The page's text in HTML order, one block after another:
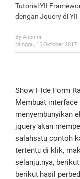
Tutorial YII
dengan Jquery di YII
By Anonim
Minggu, 15 Oktober 2017
Show Hide Form
Membuat
menyembunyikan
jquery akan
salahsatu contoh
tertentu di klik,
selanjutnya,
berikut hasil